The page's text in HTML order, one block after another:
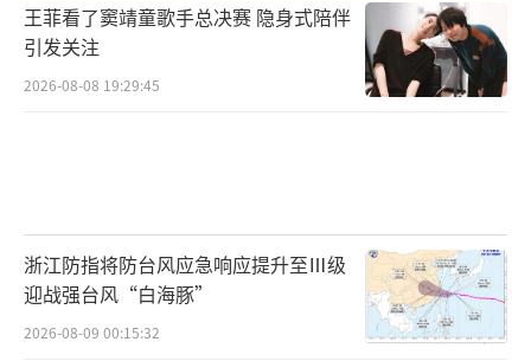
王菲看了窦靖童歌手总决赛 隐身式陪伴
引发关注
2026-08-08 19:29:45
浙江防指将防台风应急响应提升至Ⅲ级
迎战强台风“白海豚”
2026-08-09 00:15:32